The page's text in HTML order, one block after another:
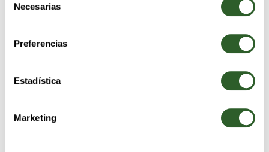
Necesarias
Preferencias
Estadística
Marketing
Nuestros postres son la opción perfecta para satisfacer tu antojo de
algo dulce después de una deliciosa pizza.